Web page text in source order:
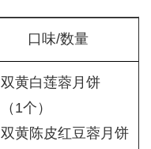
口味/数量
双黄白莲蓉月饼
（1个）
双黄陈皮红豆蓉月饼